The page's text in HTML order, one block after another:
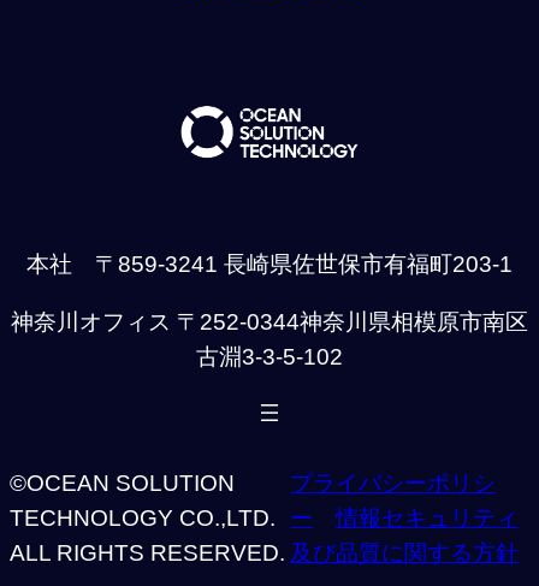
本社 〒859-3241 長崎県佐世保市有福町203-1
神奈川オフィス 〒252-0344神奈川県相模原市南区
古淵3-3-5-102
©OCEAN SOLUTION
TECHNOLOGY CO.,LTD.
ALL RIGHTS RESERVED.
プライバシーポリシ
ー
情報セキュリティ
及び品質に関する方針